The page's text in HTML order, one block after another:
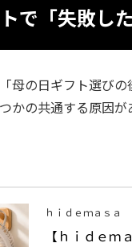
で「失敗し
母の日ギフト選び
かの共通する原因が
ｈｉｄｅｍａｓａ
【ｈｉｄｅ